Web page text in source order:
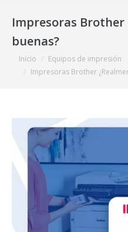
Impresoras Brother
buenas?
Estás aquí:
Inicio
Equipos de impresión
Impresoras Brother